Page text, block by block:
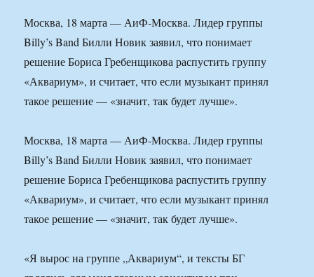
Москва, 18 марта — АиФ-Москва. Лидер группы
Billy’s Band Билли Новик заявил, что понимает
решение Бориса Гребенщикова распустить группу
«Аквариум», и считает, что если музыкант принял
такое решение — «значит, так будет лучше».
Москва, 18 марта — АиФ-Москва. Лидер группы
Billy’s Band Билли Новик заявил, что понимает
решение Бориса Гребенщикова распустить группу
«Аквариум», и считает, что если музыкант принял
такое решение — «значит, так будет лучше».
«Я вырос на группе „Аквариум“, и тексты БГ